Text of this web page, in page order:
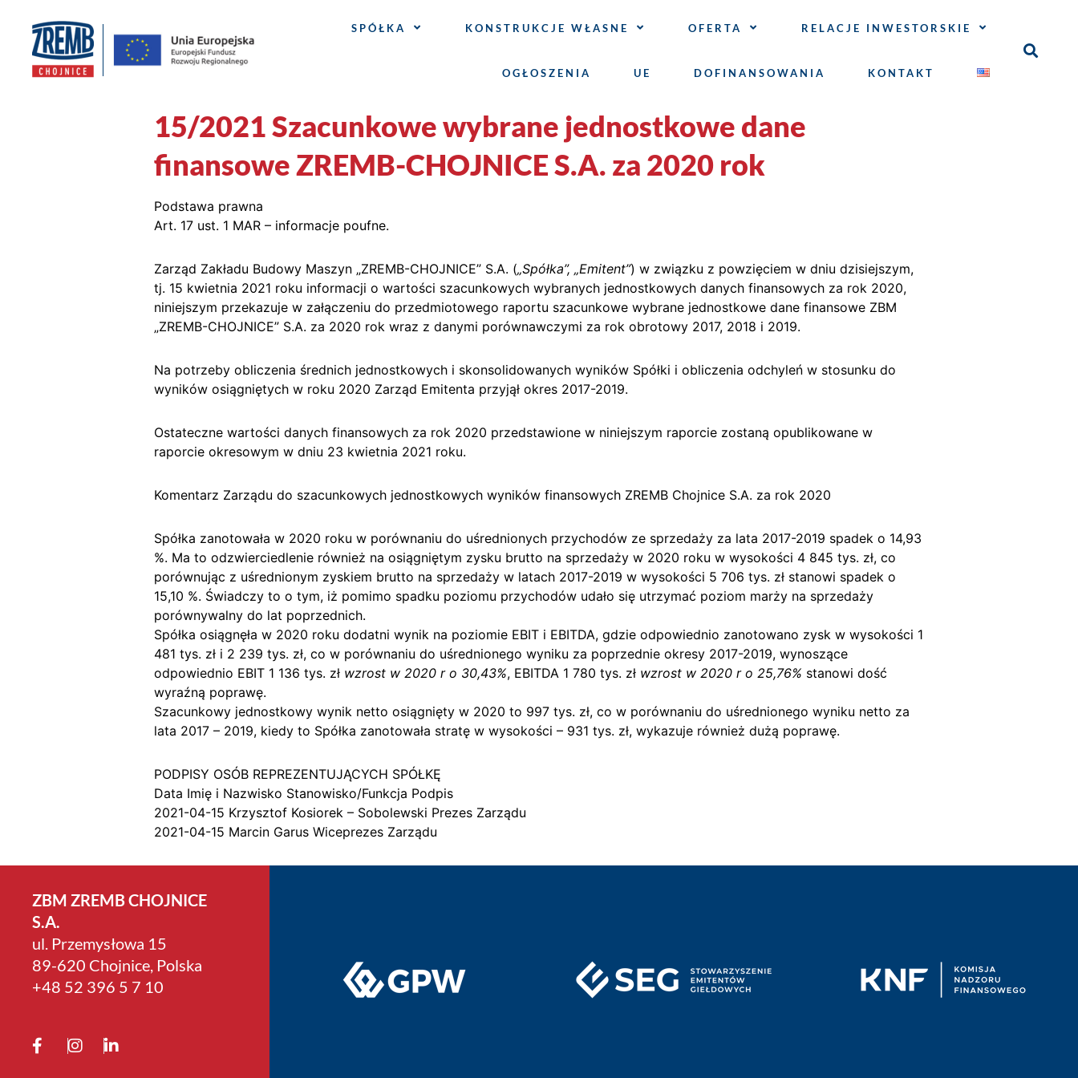
SPÓŁKA KONSTRUKCJE WŁASNE OFERTA RELACJE INWESTORSKIE
OGŁOSZENIA UE DOFINANSOWANIA KONTAKT
15/2021 Szacunkowe wybrane jednostkowe dane
finansowe ZREMB-CHOJNICE S.A. za 2020 rok
Podstawa prawna
Art. 17 ust. 1 MAR – informacje poufne.
Zarząd Zakładu Budowy Maszyn „ZREMB-CHOJNICE” S.A. („Spółka”, „Emitent”) w związku z powzięciem w dniu dzisiejszym,
tj. 15 kwietnia 2021 roku informacji o wartości szacunkowych wybranych jednostkowych danych finansowych za rok 2020,
niniejszym przekazuje w załączeniu do przedmiotowego raportu szacunkowe wybrane jednostkowe dane finansowe ZBM
„ZREMB-CHOJNICE” S.A. za 2020 rok wraz z danymi porównawczymi za rok obrotowy 2017, 2018 i 2019.
Na potrzeby obliczenia średnich jednostkowych i skonsolidowanych wyników Spółki i obliczenia odchyleń w stosunku do
wyników osiągniętych w roku 2020 Zarząd Emitenta przyjął okres 2017-2019.
Ostateczne wartości danych finansowych za rok 2020 przedstawione w niniejszym raporcie zostaną opublikowane w
raporcie okresowym w dniu 23 kwietnia 2021 roku.
Komentarz Zarządu do szacunkowych jednostkowych wyników finansowych ZREMB Chojnice S.A. za rok 2020
Spółka zanotowała w 2020 roku w porównaniu do uśrednionych przychodów ze sprzedaży za lata 2017-2019 spadek o 14,93
%. Ma to odzwierciedlenie również na osiągniętym zysku brutto na sprzedaży w 2020 roku w wysokości 4 845 tys. zł, co
porównując z uśrednionym zyskiem brutto na sprzedaży w latach 2017-2019 w wysokości 5 706 tys. zł stanowi spadek o
15,10 %. Świadczy to o tym, iż pomimo spadku poziomu przychodów udało się utrzymać poziom marży na sprzedaży
porównywalny do lat poprzednich.
Spółka osiągnęła w 2020 roku dodatni wynik na poziomie EBIT i EBITDA, gdzie odpowiednio zanotowano zysk w wysokości 1
481 tys. zł i 2 239 tys. zł, co w porównaniu do uśrednionego wyniku za poprzednie okresy 2017-2019, wynoszące
odpowiednio EBIT 1 136 tys. zł wzrost w 2020 r o 30,43%, EBITDA 1 780 tys. zł wzrost w 2020 r o 25,76% stanowi dość
wyraźną poprawę.
Szacunkowy jednostkowy wynik netto osiągnięty w 2020 to 997 tys. zł, co w porównaniu do uśrednionego wyniku netto za
lata 2017 – 2019, kiedy to Spółka zanotowała stratę w wysokości – 931 tys. zł, wykazuje również dużą poprawę.
PODPISY OSÓB REPREZENTUJĄCYCH SPÓŁKĘ
Data Imię i Nazwisko Stanowisko/Funkcja Podpis
2021-04-15 Krzysztof Kosiorek – Sobolewski Prezes Zarządu
2021-04-15 Marcin Garus Wiceprezes Zarządu
ZBM ZREMB CHOJNICE
S.A.
ul. Przemysłowa 15
89-620 Chojnice, Polska
+4­8 52 396 5 7 10